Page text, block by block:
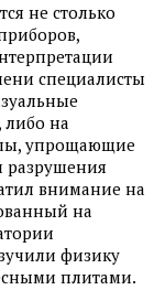
не столько
специалисты
либо на
упрощающие
разрушения
внимание на
на
физику
плитами.